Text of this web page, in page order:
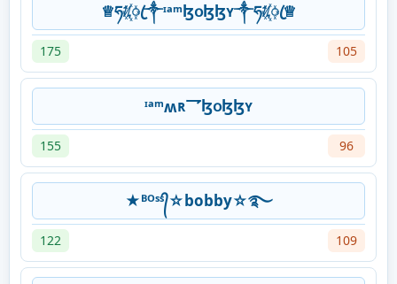
♕ཧᜰ꙰ꦿ༒ᶦᵃᵐɮօɮɮʏ༒ཧᜰ꙰ꦿ♕
175 105
ᶦᵃᵐʍʀ乛ɮօɮɮʏ
155 96
★ᴮᴼˢˢ᭄☆bobby☆࿐
122 109